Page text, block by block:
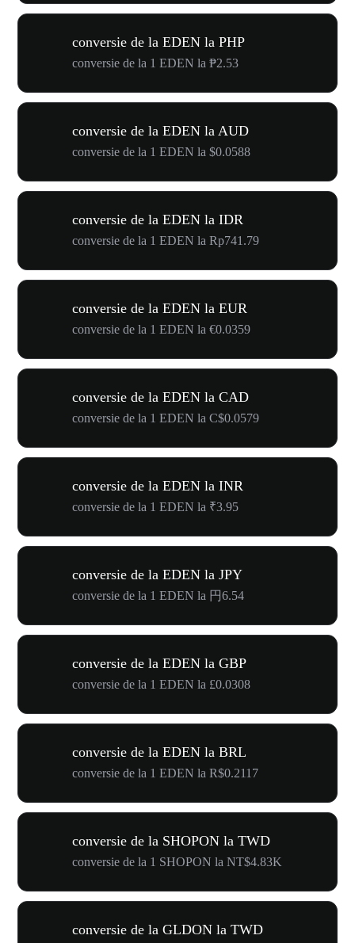
conversie de la EDEN la PHP
conversie de la 1 EDEN la ₱2.53
conversie de la EDEN la AUD
conversie de la 1 EDEN la $0.0588
conversie de la EDEN la IDR
conversie de la 1 EDEN la Rp741.79
conversie de la EDEN la EUR
conversie de la 1 EDEN la €0.0359
conversie de la EDEN la CAD
conversie de la 1 EDEN la C$0.0579
conversie de la EDEN la INR
conversie de la 1 EDEN la ₹3.95
conversie de la EDEN la JPY
conversie de la 1 EDEN la 円6.54
conversie de la EDEN la GBP
conversie de la 1 EDEN la £0.0308
conversie de la EDEN la BRL
conversie de la 1 EDEN la R$0.2117
conversie de la SHOPON la TWD
conversie de la 1 SHOPON la NT$4.83K
conversie de la GLDON la TWD